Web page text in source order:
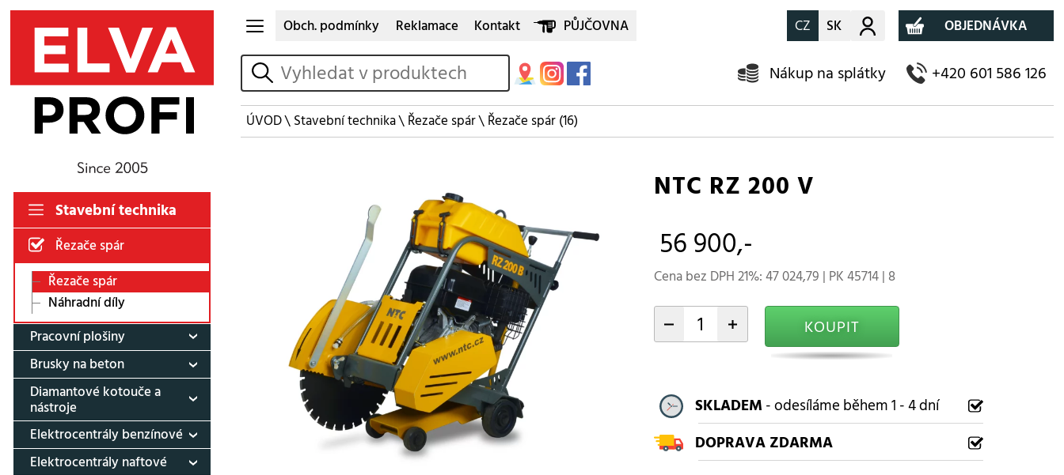
Stavební technika
Řezače spár
Řezače spár
Náhradní díly
Pracovní plošiny
Brusky na beton
Diamantové kotouče a
nástroje
Elektrocentrály benzínové
Elektrocentrály naftové
Obch. podmínky Reklamace Kontakt PŮJČOVNA CZ SK Můj účet OBJEDNÁVKA
vyhledat Nákup na splátky +420 601 586 126
ÚVOD\Stavební technika\Řezače spár\Řezače spár(16)
NTC RZ 200 V
56 900,-
Cena bez DPH 21%: 47 024,79 | PK 45714 | 8
- + KOUPIT
SKLADEM - odesíláme během 1 - 4 dní
DOPRAVA ZDARMA